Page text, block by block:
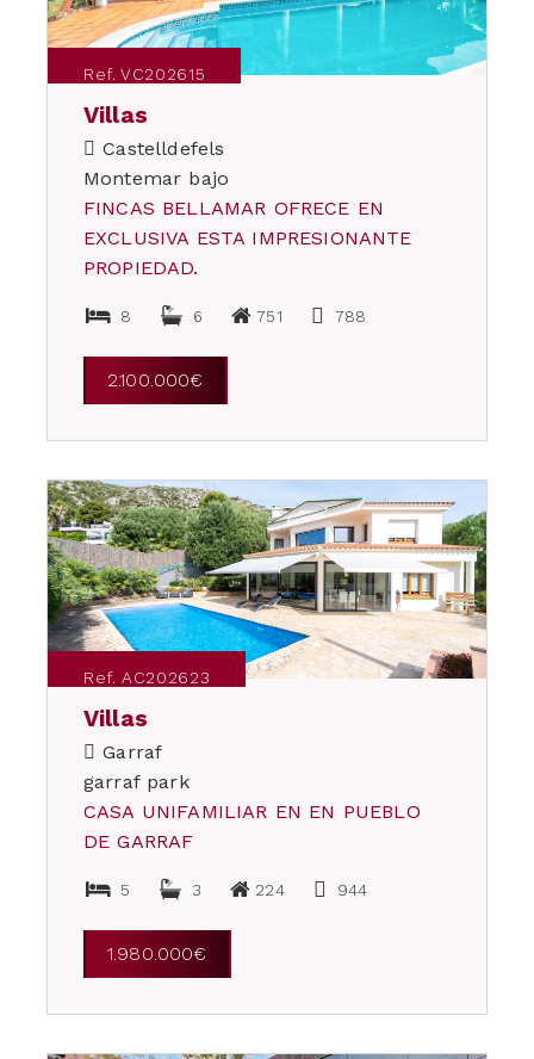
Ref. VC202615
Villas
Castelldefels
Montemar bajo
FINCAS BELLAMAR OFRECE EN
EXCLUSIVA ESTA IMPRESIONANTE
PROPIEDAD.
8 6 751 788
2.100.000€
Ref. AC202623
Villas
Garraf
garraf park
CASA UNIFAMILIAR EN EN PUEBLO
DE GARRAF
5 3 224 944
1.980.000€